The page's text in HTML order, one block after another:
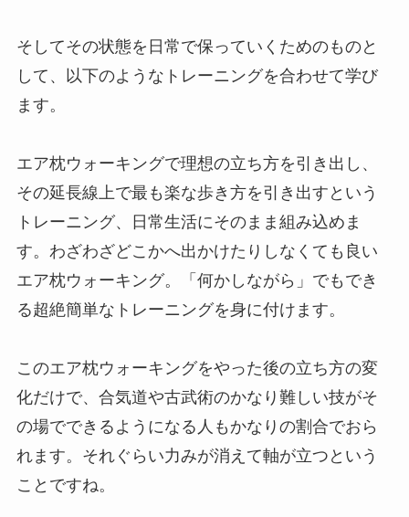
そしてその状態を日常で保っていくためのものと
して、以下のようなトレーニングを合わせて学び
ます。
エア枕ウォーキングで理想の立ち方を引き出し、
その延長線上で最も楽な歩き方を引き出すという
トレーニング、日常生活にそのまま組み込めま
す。わざわざどこかへ出かけたりしなくても良い
エア枕ウォーキング。「何かしながら」でもでき
る超絶簡単なトレーニングを身に付けます。
このエア枕ウォーキングをやった後の立ち方の変
化だけで、合気道や古武術のかなり難しい技がそ
の場でできるようになる人もかなりの割合でおら
れます。それぐらい力みが消えて軸が立つという
ことですね。